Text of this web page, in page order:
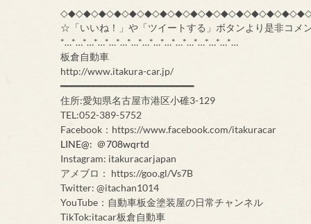
☆「いいね！」や「ツイートする」ボタンより是非コメ
*…*…*…*…*…*…*…*…*…*…*…*…*…*…*…*…
板倉自動車
http://www.itakura-car.jp/
━━━━━━━━━━━━━━━━━━━━━━━━
住所:愛知県名古屋市港区小碓3-129
TEL:052-389-5752
Facebook：https://www.facebook.com/itakuracar
LINE@: ＠708wqrtd
Instagram: itakuracarjapan
アメブロ： https://goo.gl/Vs7B
Twitter: @itachan1014
YouTube：自動車板金塗装屋の日常チャンネル
TikTok:itacar板倉自動車